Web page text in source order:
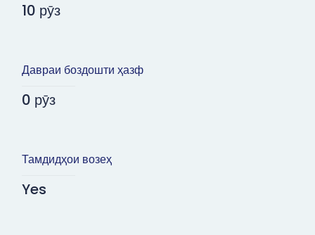
10 рӯз
Давраи боздошти ҳазф
0 рӯз
Тамдидҳои возеҳ
Yes